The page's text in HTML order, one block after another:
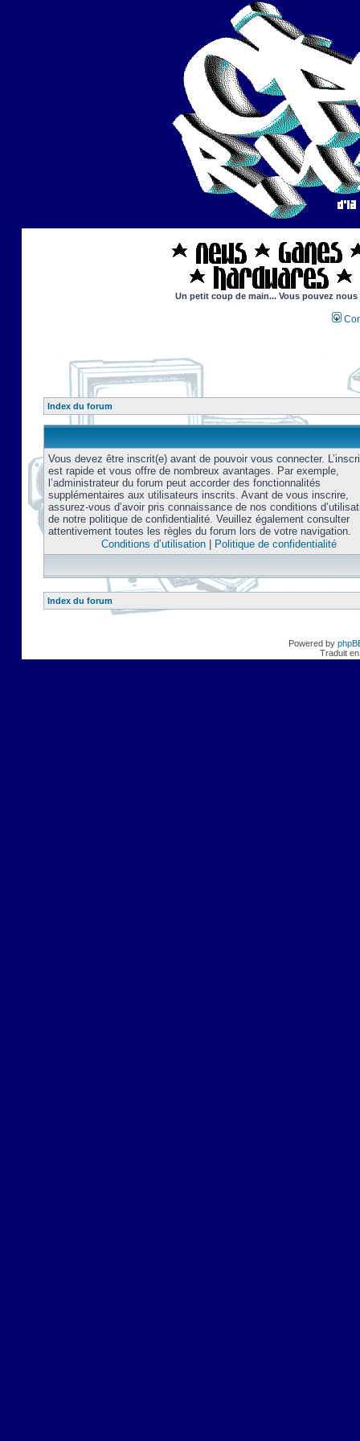
Un petit coup de main... Vous pouvez
Index du forum
Vous devez être inscrit(e) avant de pouvoir vous connecter.
est rapide et vous offre de nombreux avantages. Par exemple,
l’administrateur du forum peut accorder des fonctionnalités
supplémentaires aux utilisateurs inscrits. Avant de vous inscrire,
assurez-vous d’avoir pris connaissance de nos conditions
de notre politique de confidentialité. Veuillez également consulter
attentivement toutes les règles du forum lors de votre navigation.
Conditions d’utilisation| Politique de confidentialité
Index du forum
Powered by
Traduit